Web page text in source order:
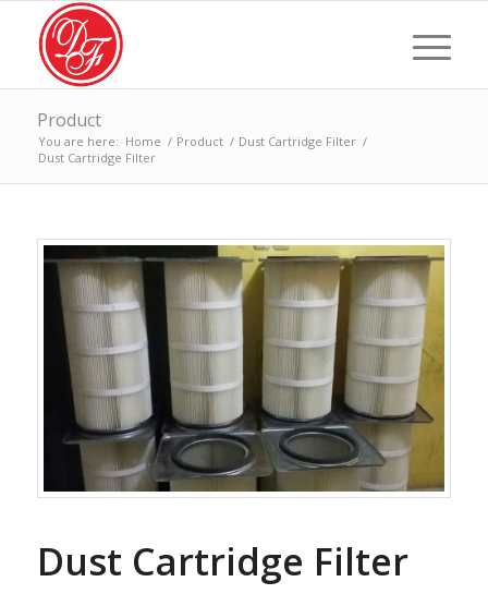
Product
You are here: Home / Product / Dust Cartridge Filter /
Dust Cartridge Filter
Dust Cartridge Filter